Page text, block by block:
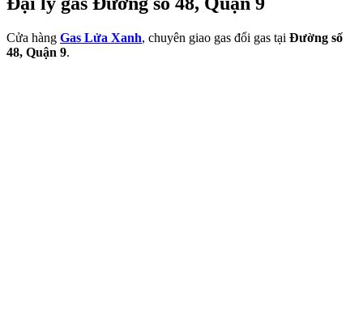
Cửa hàng Gas Lửa Xanh, chuyên giao gas đổi gas tại Đường số
48, Quận 9.